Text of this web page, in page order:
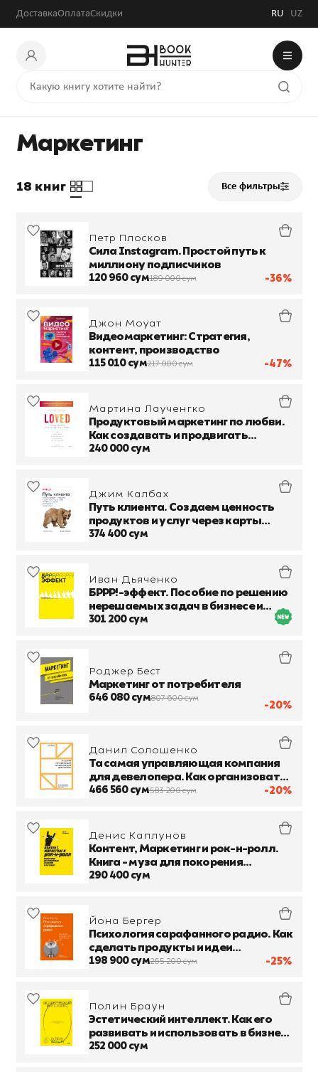
ДоставкаОплатаСкидки RU UZ
Маркетинг
18 книг Все фильтры
-36%
Петр Плосков
Сила Instagram. Простой путь к
миллиону подписчиков
120 960 сум189 000 сум
-47%
Джон Моуат
Видеомаркетинг: Стратегия,
контент, производство
115 010 сум217 000 сум
Мартина Лаученгко
Продуктовый маркетинг по любви.
Как создавать и продвигать
продукты-бестселлеры
240 000 сум
Джим Калбах
Путь клиента. Создаем ценность
продуктов и услуг через карты
путей, блупринты и другие
374 400 сум
Иван Дьяченко
БРРР!-эффект. Пособие по решению
нерешаемых задач в бизнесе и
жизни
301 200 сум
-20%
Роджер Бест
Маркетинг от потребителя
646 080 сум807 600 сум
-20%
Данил Солошенко
Та самая управляющая компания
для девелопера. Как организовать
работу сервисной компании
466 560 сум583 200 сум
Денис Каплунов
Контент, Маркетинг и рок-н-ролл.
Книга - муза для покорения
клиентов в интернете
290 400 сум
-25%
Йона Бергер
Психология сарафанного радио. Как
сделать продукты и идеи
популярными
198 900 сум265 200 сум
Полин Браун
Эстетический интеллект. Как его
развивать и использовать в бизнесе
и жизни
252 000 сум